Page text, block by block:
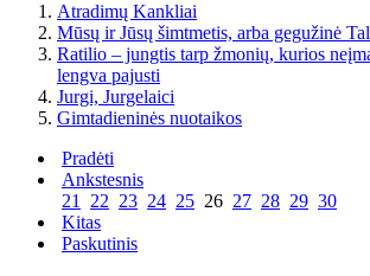
Atradimų Kankliai
Mūsų ir Jūsų šimtmetis, arba gegužinė
Ratilio – jungtis tarp žmonių, kurios
lengva pajusti
Jurgi, Jurgelaici
Gimtadieninės nuotaikos
Pradėti
Ankstesnis
21 22 23 24 25 26 27 28 29 30
Kitas
Paskutinis